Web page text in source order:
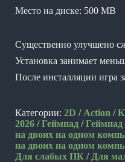
Место на диске: 500 MB
Существенно улучшено
Установка занимает
После инсталляции игра
Категории: 2D / Action /
2026 /Геймпад /Геймпад
на двоих на одном
на двоих на одном
Для слабых ПК / Для